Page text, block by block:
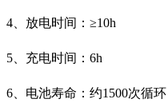
4 、放电时间：≥10h
5 、充电时间： 6h
6 、电池寿命：约1500次循环